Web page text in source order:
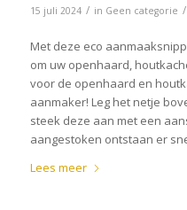
15 juli 2024 / in Geen categorie /
Met deze eco
om uw openhaard,
voor de openhaard en
aanmaker! Leg het netje
steek deze aan met een
aangestoken ontstaan er
Lees meer